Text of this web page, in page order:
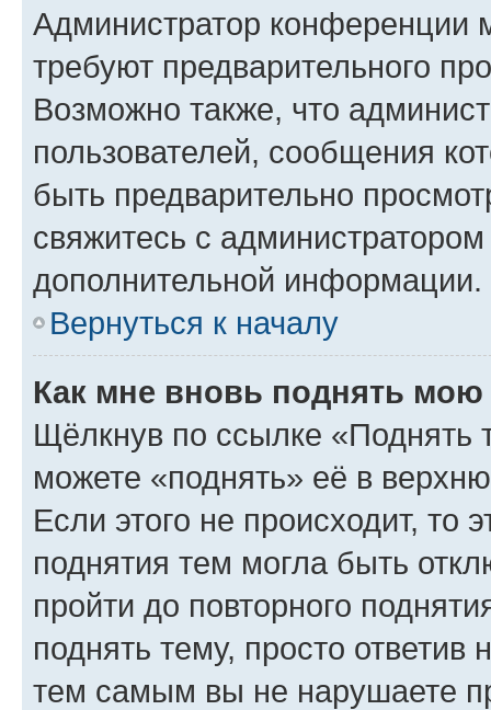
Администратор конференции
требуют предварительного
Возможно также, что
пользователей, сообщения
быть предварительно
свяжитесь с
дополнительной информации.
Вернуться к началу
Как мне вновь поднять мою
Щёлкнув по ссылке «Поднять
можете «поднять» её в
Если этого не происходит, то
поднятия тем могла быть
пройти до повторного
поднять тему, просто ответив
тем самым вы не нарушаете